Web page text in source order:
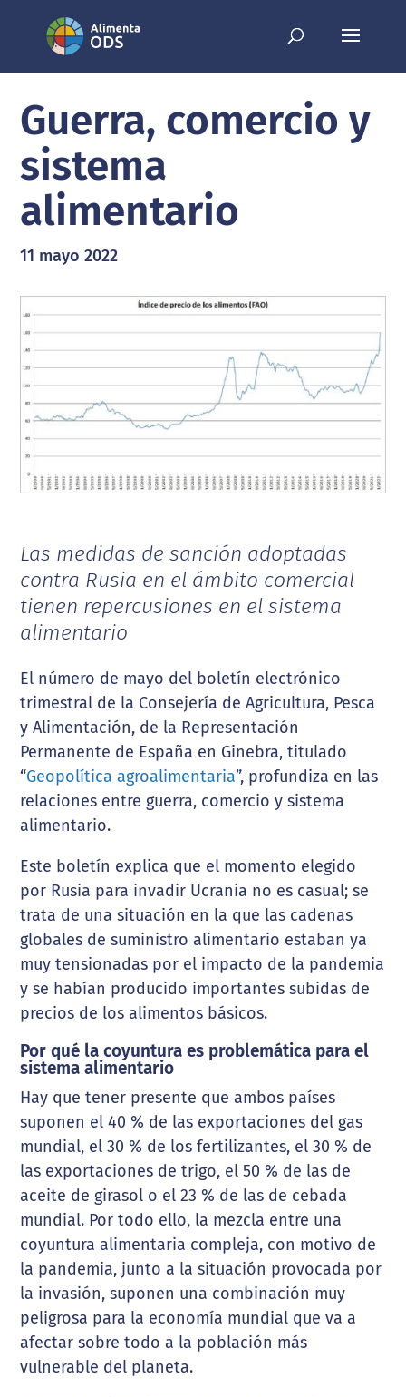
Guerra, comercio y
sistema
alimentario
11 mayo 2022
Las medidas de sanción adoptadas
contra Rusia en el ámbito comercial
tienen repercusiones en el sistema
alimentario
El número de mayo del boletín electrónico
trimestral de la Consejería de Agricultura, Pesca
y Alimentación, de la Representación
Permanente de España en Ginebra, titulado
“Geopolítica agroalimentaria”, profundiza en las
relaciones entre guerra, comercio y sistema
alimentario.
Este boletín explica que el momento elegido
por Rusia para invadir Ucrania no es casual; se
trata de una situación en la que las cadenas
globales de suministro alimentario estaban ya
muy tensionadas por el impacto de la pandemia
y se habían producido importantes subidas de
precios de los alimentos básicos.
Por qué la coyuntura es problemática para el
sistema alimentario
Hay que tener presente que ambos países
suponen el 40 % de las exportaciones del gas
mundial, el 30 % de los fertilizantes, el 30 % de
las exportaciones de trigo, el 50 % de las de
aceite de girasol o el 23 % de las de cebada
mundial. Por todo ello, la mezcla entre una
coyuntura alimentaria compleja, con motivo de
la pandemia, junto a la situación provocada por
la invasión, suponen una combinación muy
peligrosa para la economía mundial que va a
afectar sobre todo a la población más
vulnerable del planeta.